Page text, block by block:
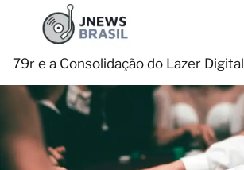
79r e a Consolidação do Lazer Digital